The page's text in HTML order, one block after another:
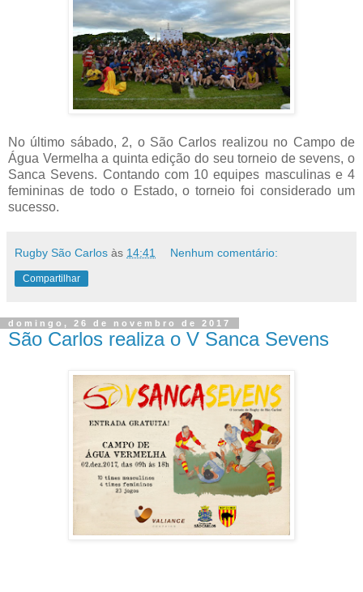
No último sábado, 2, o São Carlos realizou no Campo de
Água Vermelha a quinta edição do seu torneio de sevens, o
Sanca Sevens. Contando com 10 equipes masculinas e 4
femininas de todo o Estado, o torneio foi considerado um
sucesso.
Rugby São Carlos às 14:41 Nenhum comentário:
Compartilhar
domingo, 26 de novembro de 2017
São Carlos realiza o V Sanca Sevens